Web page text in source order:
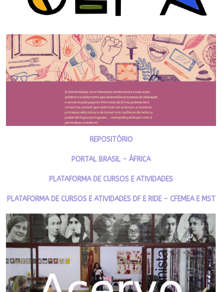
REPOSITÓRIO
PORTAL BRASIL - ÁFRICA
PLATAFORMA DE CURSOS E ATIVIDADES
PLATAFORMA DE CURSOS E ATIVIDADES DF E RIDE - CFEMEA E MST